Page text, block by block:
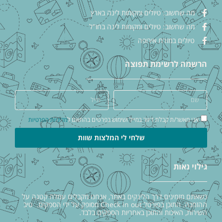
מה שחשוב: טיולים ומקומות לינה בארץ
מה שחשוב: טיולים ומקומות לינה בחו"ל
טיולים במזרח אירופה
הרשמה לרשימת תפוצה
אני מאשר/ת קבלת דיוור במייל ושימוש בפרטים בהתאם ל מדיניות הפרטיות
שלחי לי המלצות שוות
גילוי נאות
כשאתם מזמינים דרך הלינקים באתר, אנחנו מקבלים עמלה קטנה על
ההזמנה. התוכן בפורטל Check in out מסופק על ידי הספקים. טיב
השירות, האיכות והתוכן באחריות הספקים בלבד.